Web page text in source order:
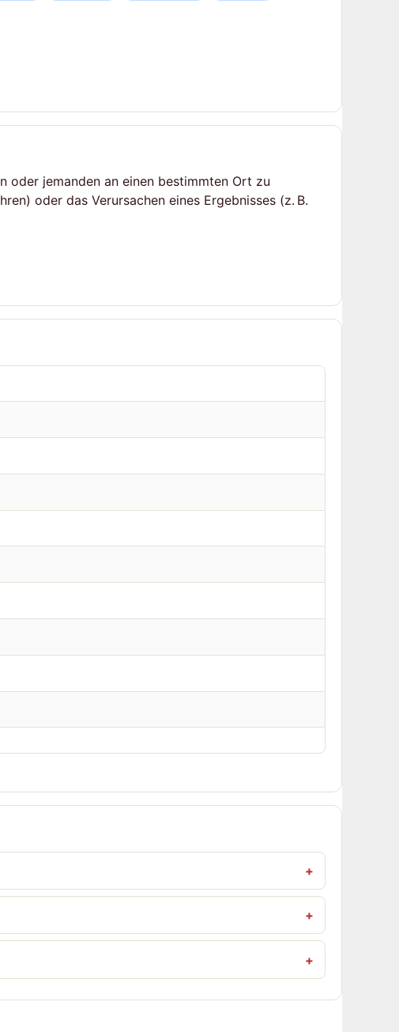
oder jemanden an einen bestimmten Ort zu
oder das Verursachen eines Ergebnisses (z. B.